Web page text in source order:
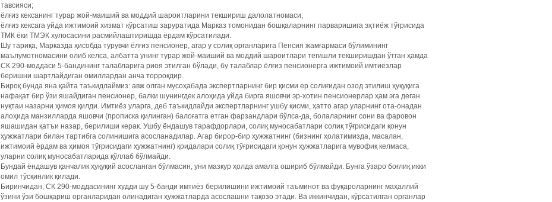
тавсияси;
ёлғиз кексанинг турар жой-маиший ва моддий шароитларини текшириш далолатномаси;
ёлғиз кексага уйда ижтимоий хизмат кўрсатиш заруратида Марказ томонидан бошқаларнинг парваришига эҳтиёж тўғрисида
ТМК ёки ТМЭК хулосасини расмийлаштиришда ёрдам кўрсатилади.
Шу тариқа, Марказда ҳисобда турувчи ёлғиз пенсионер, агар у солиқ органларига Пенсия жамғармаси бўлимининг
маълумотномасини олиб келса, албатта унинг турар жой-маиший ва моддий шароитлари тегишли текширишдан ўтган ҳамда
СК 290-моддаси 5-бандининг талабларига риоя этилган бўлади, бу талаб­лар ёлғиз пенсионерга ижтимоий имтиёзлар
беришни шартлайдиган омиллардан анча торроқдир.
Бироқ бунда яна қайта таъкидлаймиз: авж олган мусоҳабада экспертларнинг бир қисми ер солиғидан озод этилиш ҳуқуқига
нафақат бир ўзи яшайдиган пенсионер, балки шунингдек алоҳида уйда бирга яшовчи эр-хотин пенсионерлар ҳам эга деган
нуқтаи назарни ҳимоя қилди. Имтиёз уларга, деб таъкидлайди экспертларнинг ушбу қисми, ҳатто агар уларнинг ота-онадан
алоҳида манзилларда яшовчи (прописка қилинган) балоғатга етган фарзандлари бўлса-да, болаларнинг сони ва фаровон
яшашидан қатъи назар, берилиши керак. Ушбу ёндашув тарафдорлари, солиқ муносабатлари солиқ тўғрисидаги қонун
ҳужжатлари билан тартибга солинишига асосланадилар. Агар бирор-бир ҳужжатнинг (бизнинг ҳолатимизда, масалан,
ижтимоий ёрдам ва ҳимоя тўғрисидаги ҳужжатнинг) қоидалари солиқ тўғрисидаги қонун ҳужжатларига мувофиқ келмаса,
уларни солиқ муносабатларида қўллаб бўлмайди.
Бундай ёндашув қанчалик ҳуқуқий асосланган бўлмасин, уни мазкур ҳолда амалга ошириб бўлмайди. Бунга ўзаро боғлиқ икки
омил тўсқинлик қилади.
Биринчидан, СК 290-моддасининг худди шу 5-банди имтиёз берилишини ижтимоий таъминот ва фуқароларнинг маҳаллий
ўзини ўзи бошқариш органларидан олинадиган ҳужжатларда асослашни тақозо этади. Ва иккинчидан, кўрсатилган органлар